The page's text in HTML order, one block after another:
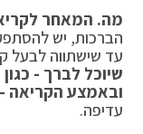
מה. המאחר
הברכות, יש
עד שישתווה לבעל
שיוכל לברך -
ובאמצע הקריאה
עדיפה.